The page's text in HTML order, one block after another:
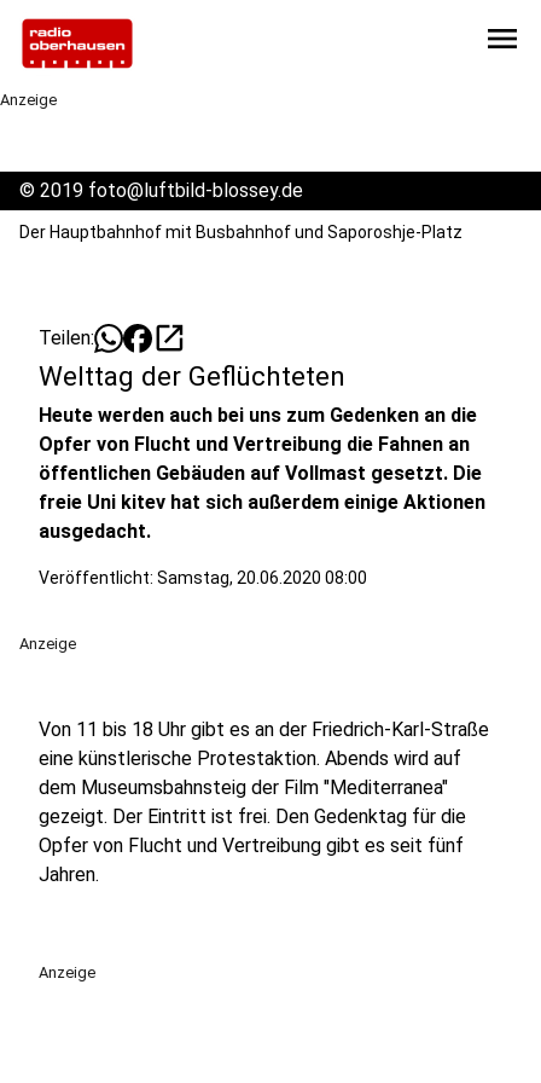
menu
Anzeige
© 2019 foto@luftbild-blossey.de
Der Hauptbahnhof mit Busbahnhof und Saporoshje-Platz
Teilen: open_in_new
Welttag der Geflüchteten
Heute werden auch bei uns zum Gedenken an die
Opfer von Flucht und Vertreibung die Fahnen an
öffentlichen Gebäuden auf Vollmast gesetzt. Die
freie Uni kitev hat sich außerdem einige Aktionen
ausgedacht.
Veröffentlicht: Samstag, 20.06.2020 08:00
Anzeige
Von 11 bis 18 Uhr gibt es an der Friedrich-Karl-Straße
eine künstlerische Protestaktion. Abends wird auf
dem Museumsbahnsteig der Film "Mediterranea"
gezeigt. Der Eintritt ist frei. Den Gedenktag für die
Opfer von Flucht und Vertreibung gibt es seit fünf
Jahren.
Anzeige